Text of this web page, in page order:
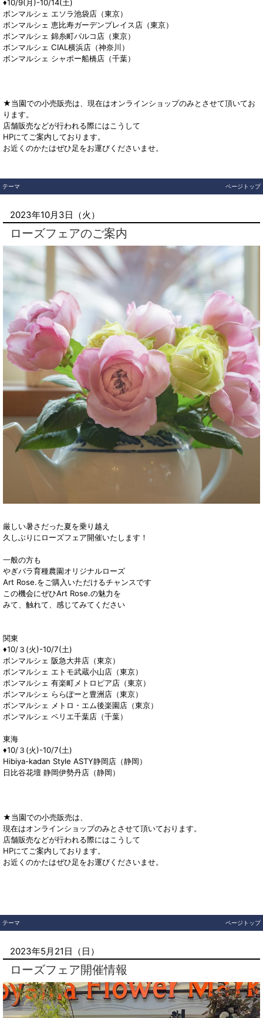
♦︎10/9(月)-10/14(土)
ボンマルシェ エソラ池袋店（東京）
ボンマルシェ 恵比寿ガーデンプレイス店（東京）
ボンマルシェ 錦糸町パルコ店（東京）
ボンマルシェ CIAL横浜店（神奈川）
ボンマルシェ シャポー船橋店（千葉）
★当園での小売販売は、現在はオンラインショップのみとさせて頂いてお
ります。
店舗販売などが行われる際にはこうして
HPにてご案内しております。
お近くのかたはぜひ足をお運びくださいませ。
テーマ ページトップ
2023年10月3日（火）
ローズフェアのご案内
厳しい暑さだった夏を乗り越え
久しぶりにローズフェア開催いたします！
一般の方も
やぎバラ育種農園オリジナルローズ
Art Rose.をご購入いただけるチャンスです
この機会にぜひArt Rose.の魅力を
みて、触れて、感じてみてください
関東
♦10/３(火)-10/7(土)
ボンマルシェ 阪急大井店（東京）
ボンマルシェ エトモ武蔵小山店（東京）
ボンマルシェ 有楽町メトロピア店（東京）
ボンマルシェ ららぽーと豊洲店（東京）
ボンマルシェ メトロ・エム後楽園店（東京）
ボンマルシェ ペリエ千葉店（千葉）
東海
♦10/３(火)-10/7(土)
Hibiya-kadan Style ASTY静岡店（静岡）
日比谷花壇 静岡伊勢丹店（静岡）
★当園での小売販売は、
現在はオンラインショップのみとさせて頂いております。
店舗販売などが行われる際にはこうして
HPにてご案内しております。
お近くのかたはぜひ足をお運びくださいませ。
テーマ ページトップ
2023年5月21日（日）
ローズフェア開催情報